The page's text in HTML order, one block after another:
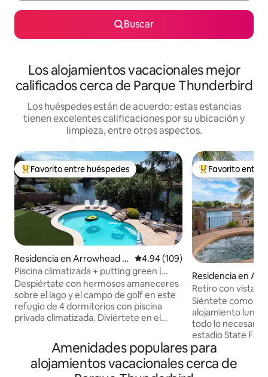
Buscar
Los alojamientos vacacionales mejor
calificados cerca de Parque Thunderbird
Los huéspedes están de acuerdo: estas estancias
tienen excelentes calificaciones por su ubicación y
limpieza, entre otros aspectos.
De los mejores en Favorito entre huéspedes
Favorito entre huéspedes
Residencia en Arrowhead R
anch
Calificación promedio: 4.94 de
4.94 (109)
Piscina climatizada + putting green |
Escapada con vista al lago
Despiértate con hermosos amaneceres
sobre el lago y el campo de golf en este
refugio de 4 dormitorios con piscina
privada climatizada. Diviértete en el
cancha de baloncesto, la mesa de fogata
o practicando tu golpeo con el palo de
golf. En el interior, juegue al billar, al
futbolín, al hockey de aire, al skee-ball o
De los mejores
Favorito entre
Residencia en
anch
Retiro con vista al
privada, spa y
Siéntete como en
alojamiento
todo lo necesario.
estadio State
autopista 101.
vistas al lago
escuchas el canto
Amenidades populares para
alojamientos vacacionales cerca de